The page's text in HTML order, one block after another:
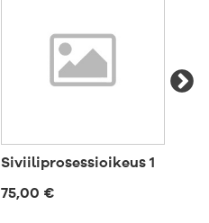
Siviiliprosessioikeus 1
75,00 €